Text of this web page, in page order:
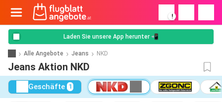
!
Laden Sie unsere App herunter 📲
Alle Angebote Jeans NKD
Jeans Aktion NKD
Geschäfte 1